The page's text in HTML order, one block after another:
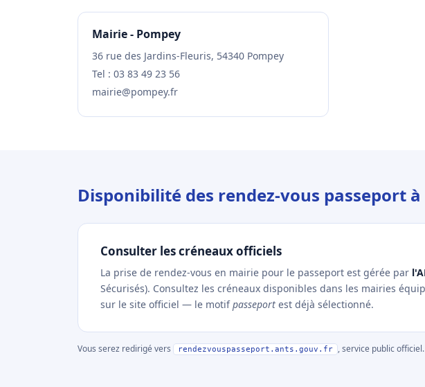
Mairie - Pompey
36 rue des Jardins-Fleuris, 54340 Pompey
Tel : 03 83 49 23 56
mairie@pompey.fr
Disponibilité des rendez-vous passeport
Consulter les créneaux officiels
La prise de rendez-vous en mairie pour le passeport est gérée par
Sécurisés). Consultez les créneaux disponibles dans les mairies
sur le site officiel — le motifpasseport est déjà sélectionné.
Vous serez redirigé vers rendezvouspasseport.ants.gouv.fr , service public